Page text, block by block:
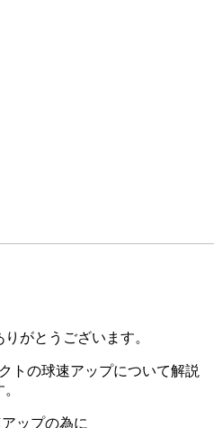
がとうございます。
トの球速アップについて解説
ップの為に